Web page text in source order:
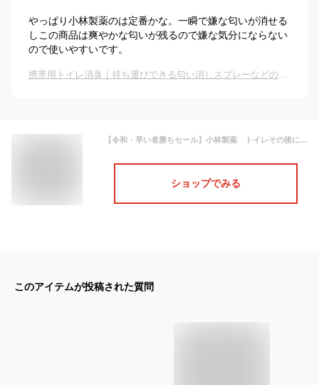
やっぱり小林製薬のは定番かな。一瞬で嫌な匂いが消せる
しこの商品は爽やかな匂いが残るので嫌な気分にならない
ので使いやすいです。
携帯用トイレ消臭｜持ち運びできる匂い消しスプレーなどのおすすめは？
【令和・早い者勝ちセール】小林製薬 トイレその後に 携帯用 フレッシュグリーン23ml ( トイレの瞬間消臭スプレー ) ( 4987072314951 )
ショップでみる
このアイテムが投稿された質問